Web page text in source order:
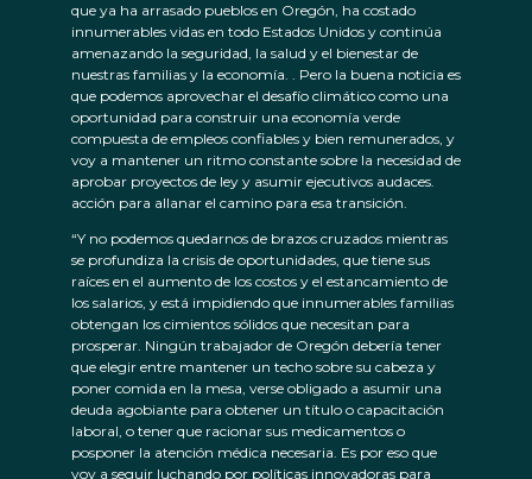
que ya ha arrasado pueblos en Oregón, ha costado
innumerables vidas en todo Estados Unidos y continúa
amenazando la seguridad, la salud y el bienestar de
nuestras familias y la economía. . Pero la buena noticia es
que podemos aprovechar el desafío climático como una
oportunidad para construir una economía verde
compuesta de empleos confiables y bien remunerados, y
voy a mantener un ritmo constante sobre la necesidad de
aprobar proyectos de ley y asumir ejecutivos audaces.
acción para allanar el camino para esa transición.
“Y no podemos quedarnos de brazos cruzados mientras
se profundiza la crisis de oportunidades, que tiene sus
raíces en el aumento de los costos y el estancamiento de
los salarios, y está impidiendo que innumerables familias
obtengan los cimientos sólidos que necesitan para
prosperar. Ningún trabajador de Oregón debería tener
que elegir entre mantener un techo sobre su cabeza y
poner comida en la mesa, verse obligado a asumir una
deuda agobiante para obtener un título o capacitación
laboral, o tener que racionar sus medicamentos o
posponer la atención médica necesaria. Es por eso que
voy a seguir luchando por políticas innovadoras para